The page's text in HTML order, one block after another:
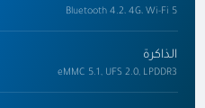
Bluetooth 4.2، 4G، Wi-Fi 5
الذاكرة
eMMC 5.1, UFS 2.0, LPDDR3